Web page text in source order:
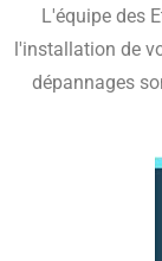
L'équipe des
l'installation de
dépannages